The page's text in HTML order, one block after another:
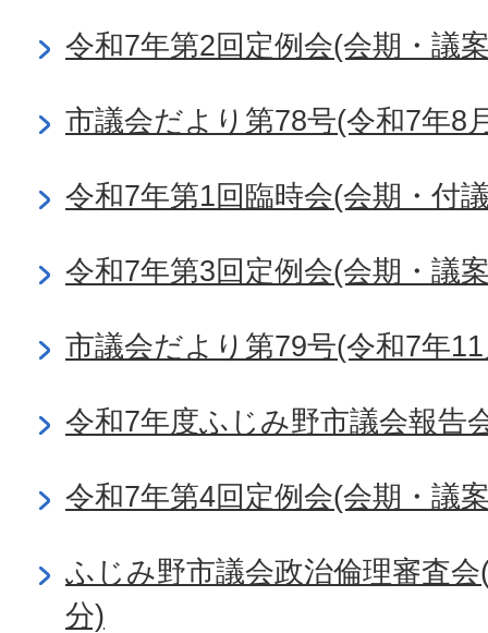
令和7年第2回定例会(会期・議
市議会だより第78号(令和7年8
令和7年第1回臨時会(会期・付
令和7年第3回定例会(会期・議
市議会だより第79号(令和7年
令和7年度ふじみ野市議会報告
令和7年第4回定例会(会期・議
ふじみ野市議会政治倫理審査
分)